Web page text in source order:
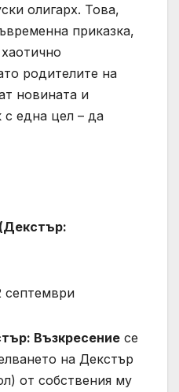
олигарх. Това,
приказка,
родителите на
новината и
една цел – да
септември
Възкресение се
на Декстър
от собствения му